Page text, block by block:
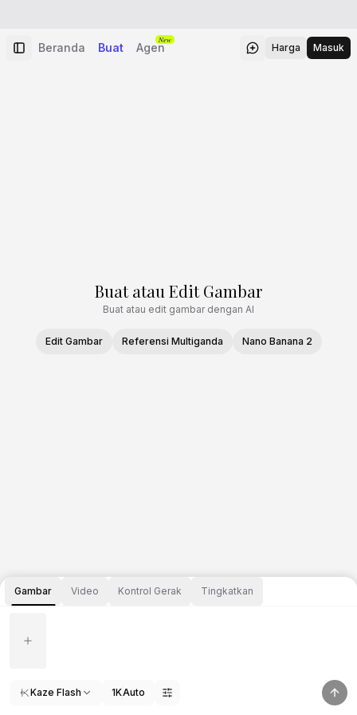
Beranda Buat Agen
New
Harga Masuk
Buat atau Edit Gambar
Buat atau edit gambar dengan AI
Edit Gambar Referensi Multiganda Nano Banana 2
Gambar Video Kontrol Gerak Tingkatkan
Kaze Flash 1KAuto